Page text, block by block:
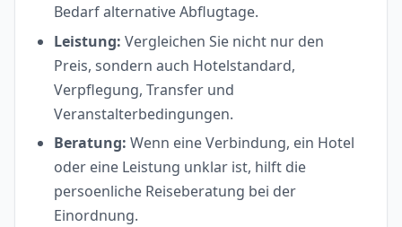
Bedarf alternative Abflugtage.
Leistung: Vergleichen Sie nicht nur den
Preis, sondern auch Hotelstandard,
Verpflegung, Transfer und
Veranstalterbedingungen.
Beratung: Wenn eine Verbindung, ein Hotel
oder eine Leistung unklar ist, hilft die
persoenliche Reiseberatung bei der
Einordnung.